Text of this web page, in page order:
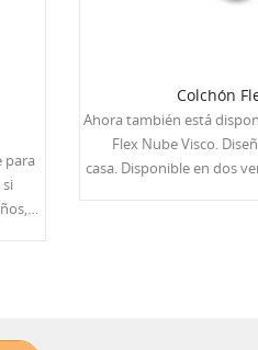
para
Colchón
Ahora también está
Flex Nube Visco.
casa. Disponible en dos
más alto, el de 20